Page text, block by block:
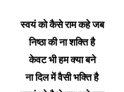
स्वयं को कैसे राम कहे जब
निष्ठा की ना शक्ति है
केवट भी हम क्या बने
ना दिल में वैसी भक्ति है